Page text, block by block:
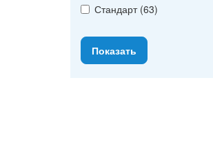
Стандарт (63)